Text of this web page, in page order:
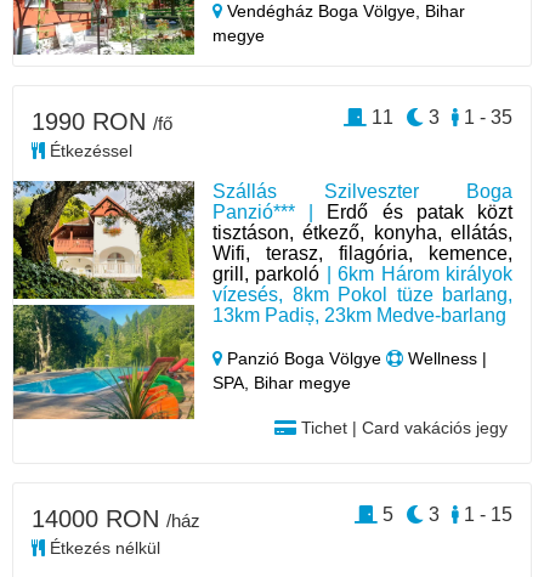
Vendégház Boga Völgye, Bihar
megye
Szállás Szilveszter Boga
Panzió*** | Erdő és patak közt
tisztáson, étkező, konyha, ellátás,
Wifi, terasz, filagória, kemence,
grill, parkoló | 6km Három királyok
vízesés, 8km Pokol tüze barlang,
13km Padiș, 23km Medve-barlang
Panzió Boga Völgye
Wellness |
SPA, Bihar megye
Tichet | Card vakációs jegy
1990 RON /fő
Étkezéssel
1 - 35
3
11
14000 RON /ház
Étkezés nélkül
1 - 15
3
5